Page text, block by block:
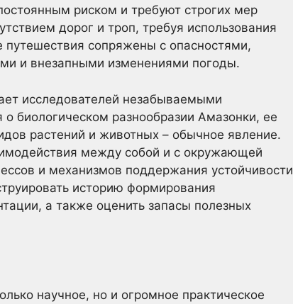
риском и требуют строгих мер
дорог и троп, требуя использования
путешествия сопряжены с опасностями,
и внезапными изменениями погоды.
исследователей незабываемыми
биологическом разнообразии Амазонки, ее
растений и животных – обычное явление.
между собой и с окружающей
и механизмов поддержания устойчивости
историю формирования
а также оценить запасы полезных
научное, но и огромное практическое